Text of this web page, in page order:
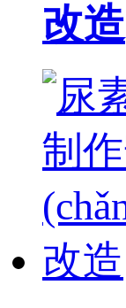
改造